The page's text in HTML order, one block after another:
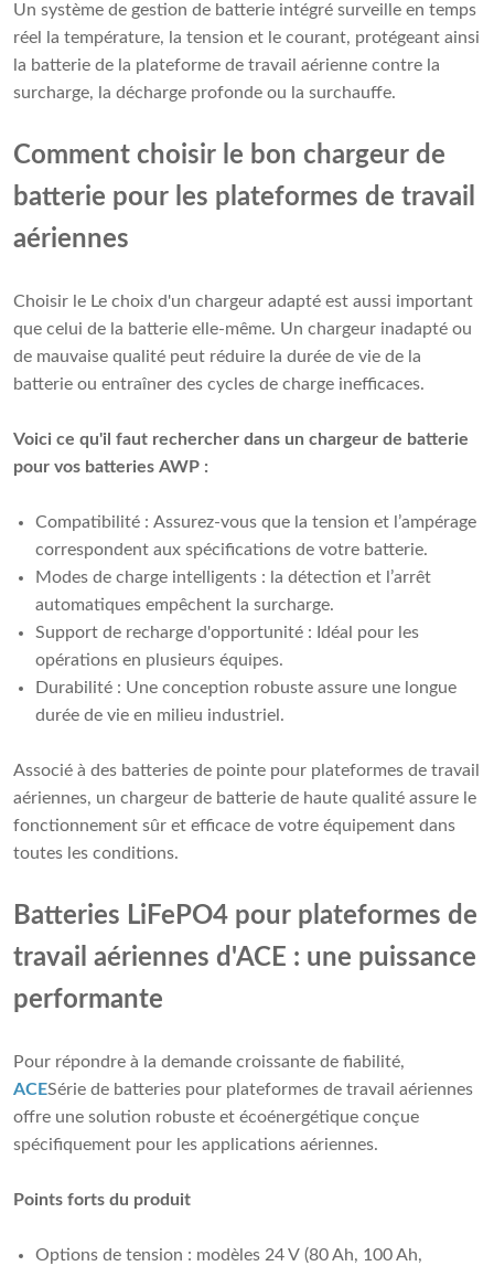
Un système de gestion de batterie intégré surveille en temps
réel la température, la tension et le courant, protégeant ainsi
la batterie de la plateforme de travail aérienne contre la
surcharge, la décharge profonde ou la surchauffe.
Comment choisir le bon chargeur de
batterie pour les plateformes de travail
aériennes
Choisir le Le choix d'un chargeur adapté est aussi important
que celui de la batterie elle-même. Un chargeur inadapté ou
de mauvaise qualité peut réduire la durée de vie de la
batterie ou entraîner des cycles de charge inefficaces.
Voici ce qu'il faut rechercher dans un chargeur de batterie
pour vos batteries AWP :
Compatibilité : Assurez-vous que la tension et l’ampérage
correspondent aux spécifications de votre batterie.
Modes de charge intelligents : la détection et l’arrêt
automatiques empêchent la surcharge.
Support de recharge d'opportunité : Idéal pour les
opérations en plusieurs équipes.
Durabilité : Une conception robuste assure une longue
durée de vie en milieu industriel.
Associé à des batteries de pointe pour plateformes de travail
aériennes, un chargeur de batterie de haute qualité assure le
fonctionnement sûr et efficace de votre équipement dans
toutes les conditions.
Batteries LiFePO4 pour plateformes de
travail aériennes d'ACE : une puissance
performante
Pour répondre à la demande croissante de fiabilité,
ACESérie de batteries pour plateformes de travail aériennes
offre une solution robuste et écoénergétique conçue
spécifiquement pour les applications aériennes.
Points forts du produit
Options de tension : modèles 24 V (80 Ah, 100 Ah,